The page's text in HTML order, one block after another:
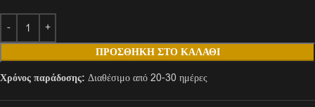
ΠΡΟΣΘΉΚΗ ΣΤΟ ΚΑΛΆΘΙ
Χρόνος παράδοσης: Διαθέσιμο από 20-30 ημέρες